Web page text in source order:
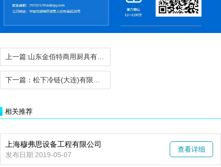
上一篇:山东金佰特商用厨具有限公司
下一篇： 松下冷链(大连)有限公司商用厨房设备事业部
相关推荐
上海穆弗思设备工程有限公司
发布日期:2019-05-07
查看详细